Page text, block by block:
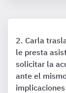
Carla
le presta
solicitar la
ante el